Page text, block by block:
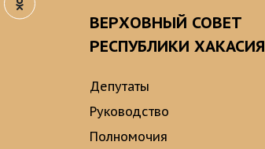
ВЕРХОВНЫЙ СОВЕТ
РЕСПУБЛИКИ ХАКАСИЯ
Депутаты
Руководство
Полномочия